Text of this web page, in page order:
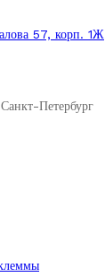
57, корп. 1Ж
Петербург